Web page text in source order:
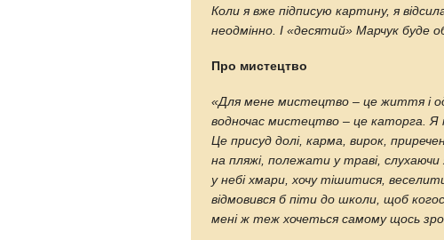
Коли я вже підписую картину, я
неодмінно. І «десятий» Марчук буде
Про мистецтво
«Для мене мистецтво – це життя і
водночас мистецтво – це каторга. Я
Це присуд долі, карма, вирок,
на пляжі, полежати у траві,
у небі хмари, хочу тішитися,
відмовився б піти до школи, щоб
мені ж теж хочеться самому щось